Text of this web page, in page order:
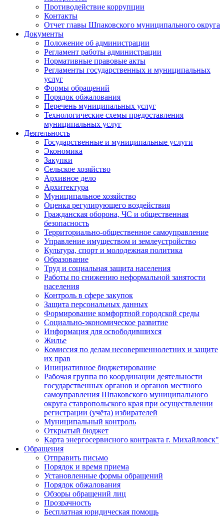
Противодействие коррупции
Контакты
Отчет главы Шпаковского муниципального округа
Документы
Положение об администрации
Регламент работы администрации
Нормативные правовые акты
Регламенты государственных и муниципальных
услуг
Формы обращений
Порядок обжалования
Перечень муниципальных услуг
Технологические схемы предоставления
муниципальных услуг
Деятельность
Государственные и муниципальные услуги
Экономика
Закупки
Сельское хозяйство
Архивное дело
Архитектура
Муниципальное хозяйство
Оценка регулирующего воздействия
Гражданская оборона, ЧС и общественная
безопасность
Территориально-общественное самоуправление
Управление имуществом и землеустройство
Культура, спорт и молодежная политика
Образование
Труд и социальная защита населения
Работы по снижению неформальной занятости
населения
Контроль в сфере закупок
Защита персональных данных
Формирование комфортной городской среды
Социально-экономическое развитие
Информация для освободившихся
Жилье
Комиссия по делам несовершеннолетних и защите
их прав
Инициативное бюджетирование
Рабочая группа по координации деятельности
государственных органов и органов местного
самоуправления Шпаковского муниципального
округа ставропольского края при осуществлении
регистрации (учёта) избирателей
Муниципальный контроль
Открытый бюджет
Карта энергосервисного контракта г. Михайловск"
Обращения
Отправить письмо
Порядок и время приема
Установленные формы обращений
Порядок обжалования
Обзоры обращений лиц
Прозрачность
Бесплатная юридическая помощь